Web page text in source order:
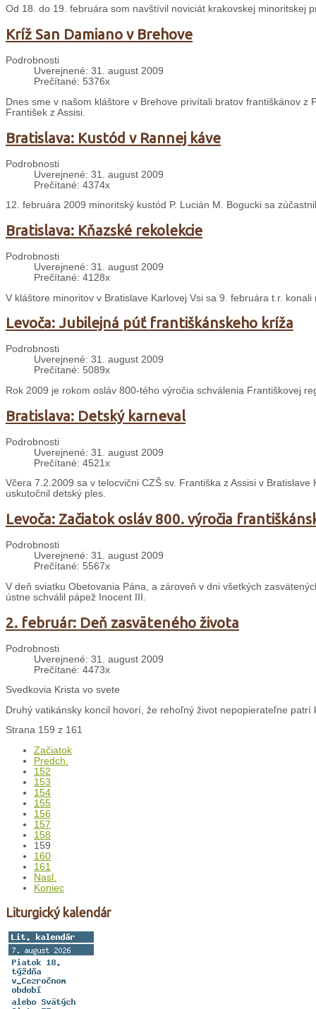
Od 18. do 19. februára som navštívil noviciát krakovskej minoritskej
Kríž San Damiano v Brehove
Podrobnosti
Uverejnené: 31. august 2009
Prečítané: 5376x
Dnes sme v našom kláštore v Brehove privítali bratov františkánov
František z Assisi.
Bratislava: Kustód v Rannej káve
Podrobnosti
Uverejnené: 31. august 2009
Prečítané: 4374x
12. februára 2009 minoritský kustód P. Lucián M. Bogucki sa
Bratislava: Kňazské rekolekcie
Podrobnosti
Uverejnené: 31. august 2009
Prečítané: 4128x
V kláštore minoritov v Bratislave Karlovej Vsi sa 9. februára t.r.
Levoča: Jubilejná púť františkánskeho kríža
Podrobnosti
Uverejnené: 31. august 2009
Prečítané: 5089x
Rok 2009 je rokom osláv 800-tého výročia schválenia Františkovej
Bratislava: Detský karneval
Podrobnosti
Uverejnené: 31. august 2009
Prečítané: 4521x
Včera 7.2.2009 sa v telocvični CZŠ sv. Františka z Assisi v
uskutočnil detský ples.
Levoča: Začiatok osláv 800. výročia
Podrobnosti
Uverejnené: 31. august 2009
Prečítané: 5567x
V deň sviatku Obetovania Pána, a zároveň v dni všetkých
ústne schválil pápež Inocent III.
2. február: Deň zasväteného života
Podrobnosti
Uverejnené: 31. august 2009
Prečítané: 4473x
Svedkovia Krista vo svete
Druhý vatikánsky koncil hovorí, že rehoľný život nepopierateľne patrí
Strana 159 z 161
Začiatok
Predch.
152
153
154
155
156
157
158
159
160
161
Nasl.
Koniec
Liturgický kalendár